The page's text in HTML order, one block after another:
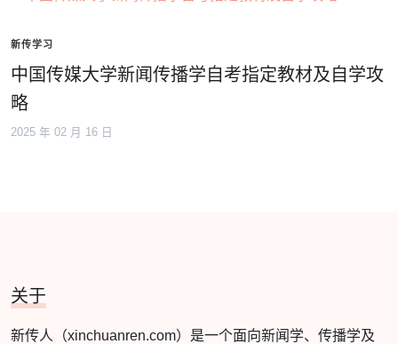
新传学习
中国传媒大学新闻传播学自考指定教材及自学攻
略
2025 年 02 月 16 日
关于
新传人（xinchuanren.com）是一个面向新闻学、传播学及